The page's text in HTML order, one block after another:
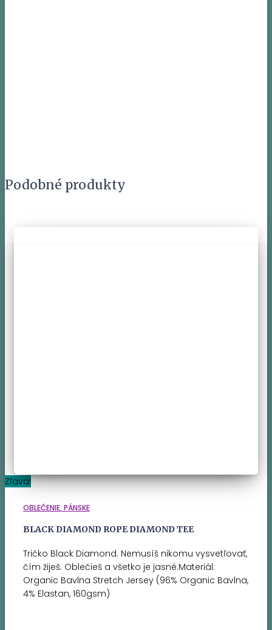
Podobné produkty
Zľava!
OBLEČENIE PÁNSKE
BLACK DIAMOND ROPE DIAMOND TEE
Tričko Black Diamond. Nemusíš nikomu vysvetľovať,
čím žiješ. Oblečieš a všetko je jasné.Materiál:
Organic Bavlna Stretch Jersey (96% Organic Bavlna,
4% Elastan, 160gsm)